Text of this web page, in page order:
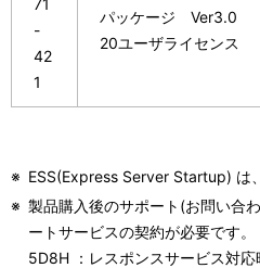
71
-
42
1
パッケージ Ver3.0
20ユーザライセンス
※ ESS(Express Server Startup) は
※ 製品購入後のサポート(お問い合
ートサービスの契約が必要です。
5D8H ：レスポンスサービス対